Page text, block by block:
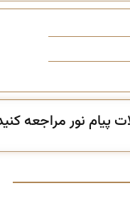
پیام نور مراجعه